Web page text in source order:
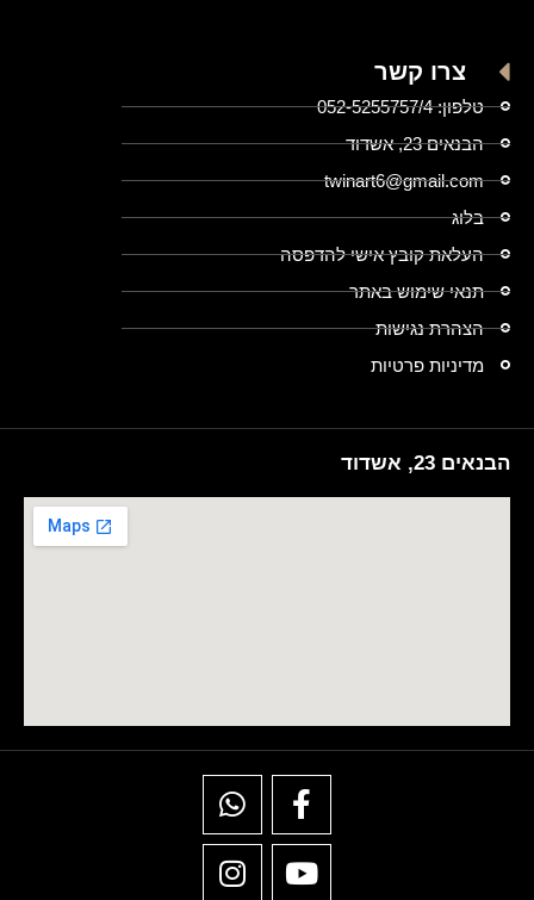
צרו קשר
טלפון: 052-5255757/4
הבנאים 23, אשדוד
twinart6@gmail.com
בלוג
העלאת קובץ אישי להדפסה
תנאי שימוש באתר
הצהרת נגישות
מדיניות פרטיות
הבנאים 23, אשדוד